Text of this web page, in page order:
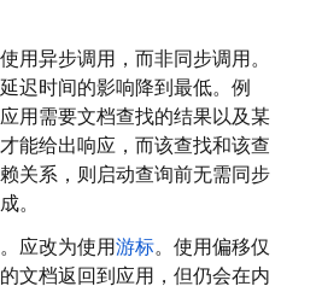
用异步调用，而非同步调用。
迟时间的影响降到最低。例
用需要文档查找的结果以及某
能给出响应，而该查找和该查
关系，则启动查询前无需同步
。
应改为使用游标。使用偏移仅
文档返回到应用，但仍会在内